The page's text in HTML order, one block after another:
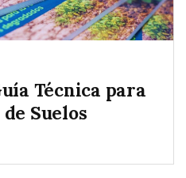
Técnica para
Suelos